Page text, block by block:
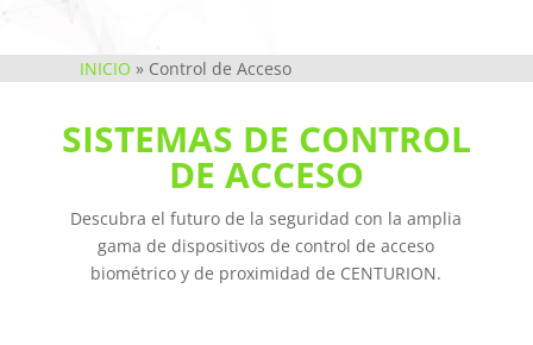
INICIO » Control de Acceso
SISTEMAS DE CONTROL
DE ACCESO
Descubra el futuro de la seguridad con la amplia
gama de dispositivos de control de acceso
biométrico y de proximidad de CENTURION.